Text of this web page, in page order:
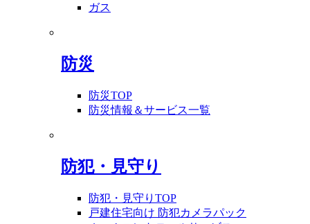
ガス
防災
防災TOP
防災情報＆サービス一覧
防犯・見守り
防犯・見守りTOP
戸建住宅向け 防犯カメラパック